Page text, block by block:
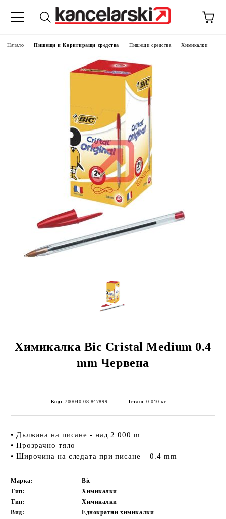
Начало Пишещи и Коригиращи средства Пишещи средства Химикалки
Химикалка Bic Cristal Medium 0.4
mm Червена
Код: 700040-08-847899 Тегло: 0.010 кг
• Дължина на писане - над 2 000 m
• Прозрачно тяло
• Широчина на следата при писане – 0.4 mm
Марка:
Bic
Тип:
Химикалки
Тип:
Химикалки
Вид:
Еднократни химикалки